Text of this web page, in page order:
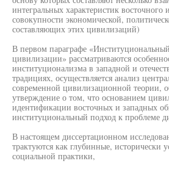
интегральных характеристик восточного
совокупности экономической,
составляющих этих цивилизаций)
В первом параграфе
цивилизации» рассматриваются
институционализма в западной и
традициях, осуществляется анализ
современной цивилизационной теории,
утверждение о том, что основанием
идентификации восточных и западных
институциональный подход к проблеме
В настоящем диссертационном
трактуются как глубинные, исторически
социальной практики,